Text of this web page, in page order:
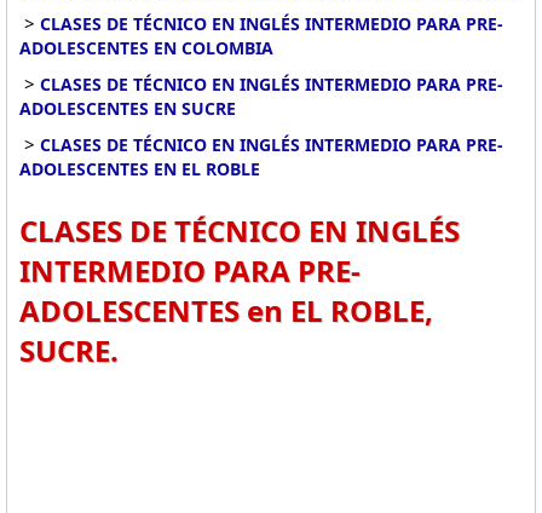
> CLASES DE TÉCNICO EN INGLÉS INTERMEDIO PARA PRE-
ADOLESCENTES EN COLOMBIA
> CLASES DE TÉCNICO EN INGLÉS INTERMEDIO PARA PRE-
ADOLESCENTES EN SUCRE
> CLASES DE TÉCNICO EN INGLÉS INTERMEDIO PARA PRE-
ADOLESCENTES EN EL ROBLE
CLASES DE TÉCNICO EN INGLÉS
INTERMEDIO PARA PRE-
ADOLESCENTES en EL ROBLE,
SUCRE.